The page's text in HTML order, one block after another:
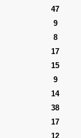
47
9
8
17
15
9
14
38
17
12